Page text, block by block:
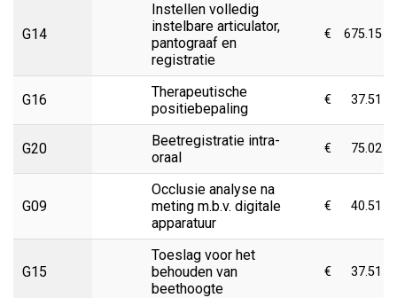
G14
Instellen volledig
instelbare articulator,
pantograaf en
registratie
€ 675.15
G16
Therapeutische
positiebepaling
€ 37.51
G20
Beetregistratie intra-
oraal
€ 75.02
G09
Occlusie analyse na
meting m.b.v. digitale
apparatuur
€ 40.51
G15
Toeslag voor het
behouden van
beethoogte
€ 37.51